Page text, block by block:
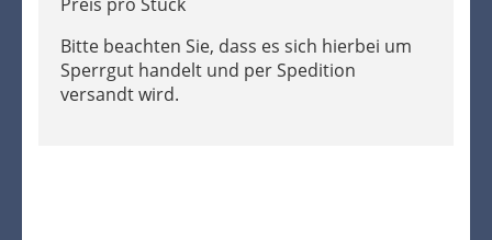
Bitte beachten Sie, dass es sich hierbei um
Sperrgut handelt und per Spedition
versandt wird.